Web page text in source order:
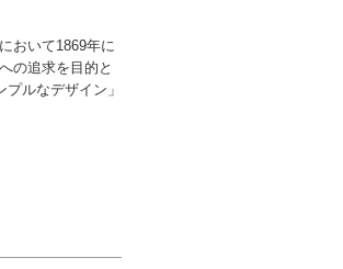
おいて1869年に
の追求を目的と
ルなデザイン」